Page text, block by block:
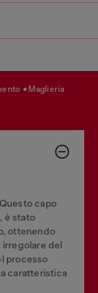
maglieria
capo
è stato
ottenendo
irregolare del
processo
caratteristica